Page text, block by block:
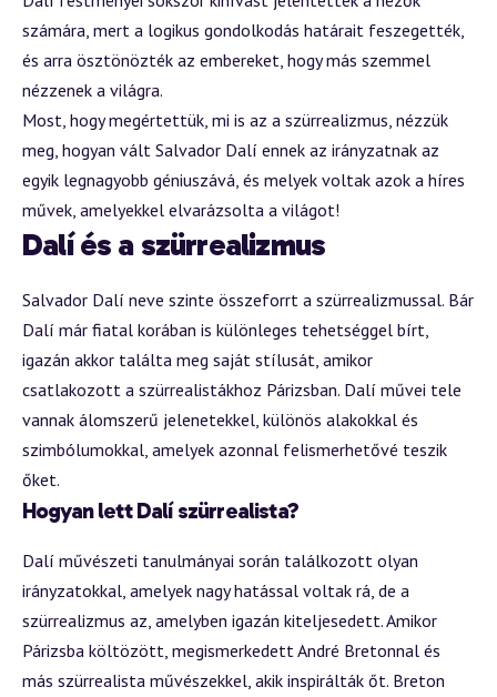
számára, mert a logikus gondolkodás határait feszegették,
és arra ösztönözték az embereket, hogy más szemmel
nézzenek a világra.
Most, hogy megértettük, mi is az a szürrealizmus, nézzük
meg, hogyan vált Salvador Dalí ennek az irányzatnak az
egyik legnagyobb géniuszává, és melyek voltak azok a híres
művek, amelyekkel elvarázsolta a világot!
Dalí és a szürrealizmus
Salvador Dalí neve szinte összeforrt a szürrealizmussal. Bár
Dalí már fiatal korában is különleges tehetséggel bírt,
igazán akkor találta meg saját stílusát, amikor
csatlakozott a szürrealistákhoz Párizsban. Dalí művei tele
vannak álomszerű jelenetekkel, különös alakokkal és
szimbólumokkal, amelyek azonnal felismerhetővé teszik
őket.
Hogyan lett Dalí szürrealista?
Dalí művészeti tanulmányai során találkozott olyan
irányzatokkal, amelyek nagy hatással voltak rá, de a
szürrealizmus az, amelyben igazán kiteljesedett. Amikor
Párizsba költözött, megismerkedett André Bretonnal és
más szürrealista művészekkel, akik inspirálták őt. Breton